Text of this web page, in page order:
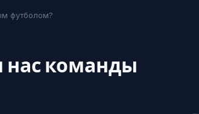
футболом?
нас команды